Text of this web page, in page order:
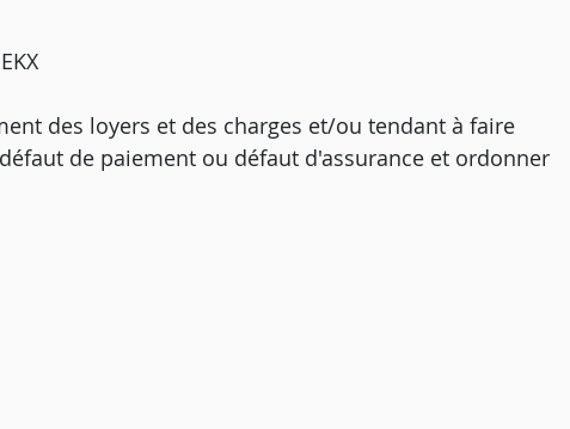
des loyers et des charges et/ou tendant à faire
de paiement ou défaut d'assurance et ordonner